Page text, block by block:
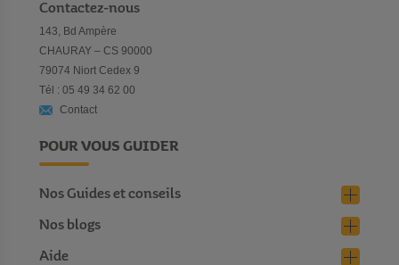
Contactez-nous
143, Bd Ampère
CHAURAY – CS 90000
79074 Niort Cedex 9
Tél : 05 49 34 62 00
Contact
POUR VOUS GUIDER
Nos Guides et conseils
Nos blogs
Aide